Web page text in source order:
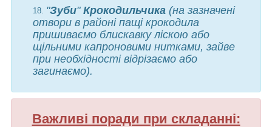
"Зуби"Крокодильчика (на зазначені
отвори в районі пащі крокодила
пришиваємо блискавку ліскою або
щільними капроновими нитками, зайве
при необхідності відрізаємо або
загинаємо).
Важливі поради при складанні: